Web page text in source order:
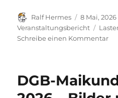
Autor
Ralf Hermes
am
8 Mai, 2026
Veranstaltungsbericht
Schreibe einen Kommentarzu
DGB-